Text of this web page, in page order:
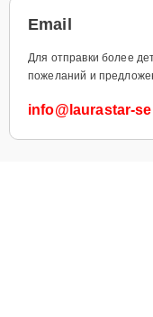
Email
Для отправки более
пожеланий и
info@laurastar-